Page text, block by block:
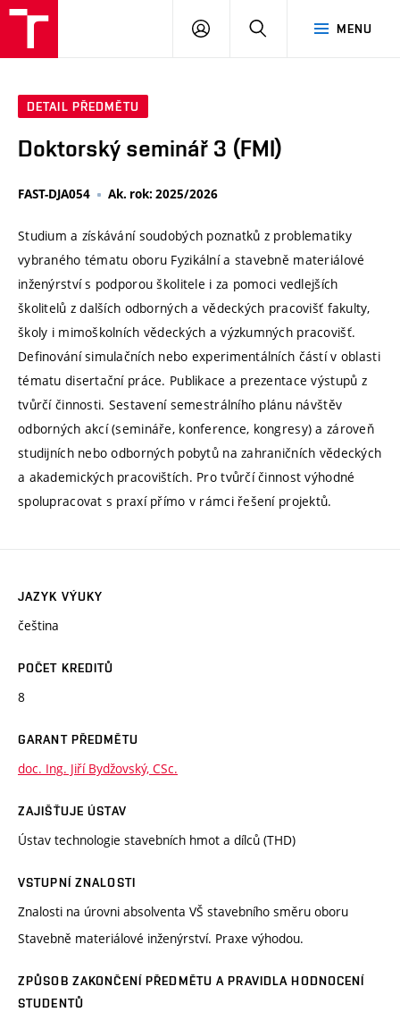
MENU
PŘIHLÁSIT
DETAIL PŘEDMĚTU
Doktorský seminář 3 (FMI)
FAST-DJA054 Ak. rok: 2025/2026
Studium a získávání soudobých poznatků z problematiky
vybraného tématu oboru Fyzikální a stavebně materiálové
inženýrství s podporou školitele i za pomoci vedlejších
školitelů z dalších odborných a vědeckých pracovišť fakulty,
školy i mimoškolních vědeckých a výzkumných pracovišť.
Definování simulačních nebo experimentálních částí v oblasti
tématu disertační práce. Publikace a prezentace výstupů z
tvůrčí činnosti. Sestavení semestrálního plánu návštěv
odborných akcí (semináře, konference, kongresy) a zároveň
studijních nebo odborných pobytů na zahraničních vědeckých
a akademických pracovištích. Pro tvůrčí činnost výhodné
spolupracovat s praxí přímo v rámci řešení projektů.
JAZYK VÝUKY
čeština
POČET KREDITŮ
8
GARANT PŘEDMĚTU
doc. Ing. Jiří Bydžovský, CSc.
ZAJIŠŤUJE ÚSTAV
Ústav technologie stavebních hmot a dílců (THD)
VSTUPNÍ ZNALOSTI
Znalosti na úrovni absolventa VŠ stavebního směru oboru
Stavebně materiálové inženýrství. Praxe výhodou.
ZPŮSOB ZAKONČENÍ PŘEDMĚTU A PRAVIDLA HODNOCENÍ
STUDENTŮ